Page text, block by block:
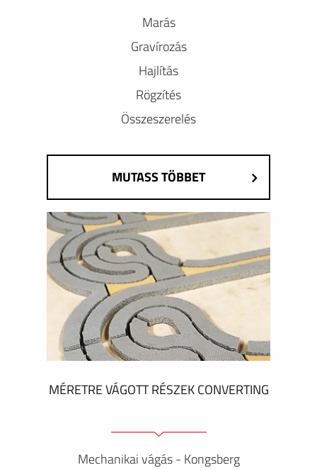
Marás
Gravírozás
Hajlítás
Rögzítés
Összeszerelés
MUTASS TÖBBET
MÉRETRE VÁGOTT RÉSZEK CONVERTING
Mechanikai vágás - Kongsberg